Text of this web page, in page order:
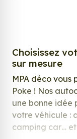
Choisissez
sur mesure
MPA déco vous
Poke ! Nos
une bonne idée
votre véhicule :
camping car…